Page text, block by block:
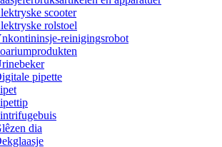
scooter
rolstoel
reinigingsrobot
pipette
dia